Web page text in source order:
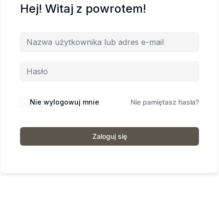
Hej! Witaj z powrotem!
Nie wylogowuj mnie Nie pamiętasz hasła?
Zaloguj się